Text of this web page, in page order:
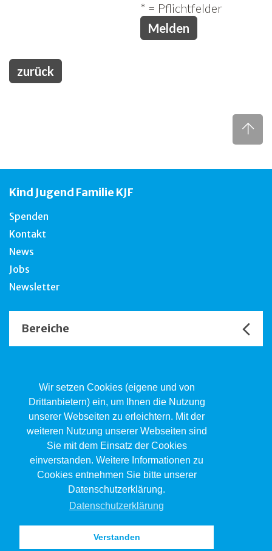
Wir setzen Cookies (eigene und von
Drittanbietern) ein, um Ihnen die Nutzung
unserer Webseiten zu erleichtern. Mit der
weiteren Nutzung unserer Webseiten sind
Sie mit dem Einsatz der Cookies
einverstanden. Weitere Informationen zu
Cookies entnehmen Sie bitte unserer
Datenschutzerklärung.
Datenschutzerklärung
Verstanden
* = Pflichtfelder
zurück
Kind Jugend Familie KJF
Spenden
Kontakt
News
Jobs
Newsletter
Bereiche
Kind.Jugend.Familie KJF
Poststrasse 2, Postfach, 4410 Liestal
061 551 17 77
kjf@jsw.swiss